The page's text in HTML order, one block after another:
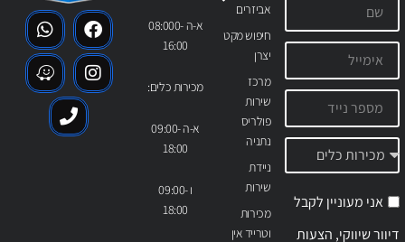
אביזרים
חיפוש מקט
יצרן
מרכז
שירות
פולריס
נתניה
ניידת
שירות
מכירות
וטרייד אין
א-ה 08:000-
16:00
מכירות כלים:
א-ה 09:00-
18:00
ו 09:00-
18:00
אני מעוניין לקבל
דיוור שיווקי, הצעות